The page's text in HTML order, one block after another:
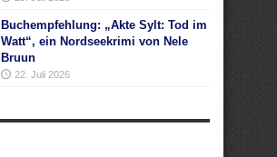
Buchempfehlung: „Akte Sylt: Tod im
Watt“, ein Nordseekrimi von Nele
Bruun
22. Juli 2026